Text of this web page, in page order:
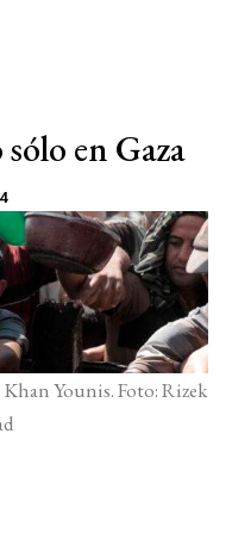
en Gaza
Younis. Foto: Rizek